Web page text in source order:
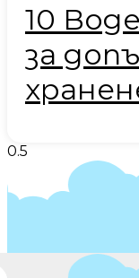
10
за